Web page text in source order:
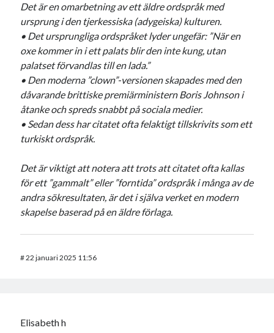
Det är en omarbetning av ett äldre ordspråk med
ursprung i den tjerkessiska (adygeiska) kulturen.
• Det ursprungliga ordspråket lyder ungefär: ”När en
oxe kommer in i ett palats blir den inte kung, utan
palatset förvandlas till en lada.”
• Den moderna ”clown”-versionen skapades med den
dåvarande brittiske premiärministern Boris Johnson i
åtanke och spreds snabbt på sociala medier.
• Sedan dess har citatet ofta felaktigt tillskrivits som ett
turkiskt ordspråk.
Det är viktigt att notera att trots att citatet ofta kallas
för ett ”gammalt” eller ”forntida” ordspråk i många av de
andra sökresultaten, är det i själva verket en modern
skapelse baserad på en äldre förlaga.
#22 januari 2025 11:56
Elisabeth h